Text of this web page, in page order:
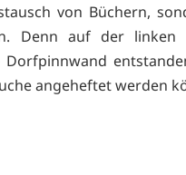
von Büchern,
Denn auf der linken
Dorfpinnwand
angeheftet werden